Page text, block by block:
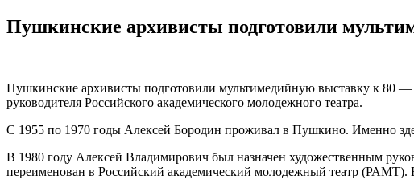
Пушкинские архивисты подготовили
Пушкинские архивисты подготовили мультимедийную выставку к 80 —
руководителя Российского академического молодежного театра.
С 1955 по 1970 годы Алексей Бородин проживал в Пушкино. Именно
В 1980 году Алексей Владимирович был назначен художественным
переименован в Российский академический молодежный театр (РАМТ).